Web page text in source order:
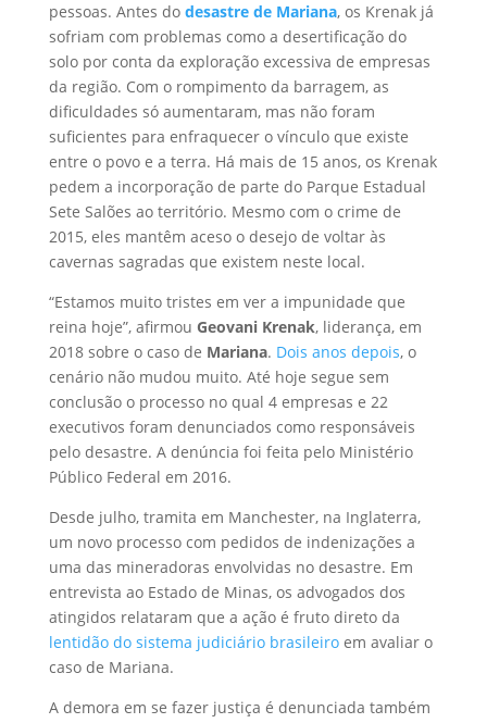
pessoas. Antes do desastre de Mariana, os Krenak já
sofriam com problemas como a desertificação do
solo por conta da exploração excessiva de empresas
da região. Com o rompimento da barragem, as
dificuldades só aumentaram, mas não foram
suficientes para enfraquecer o vínculo que existe
entre o povo e a terra. Há mais de 15 anos, os Krenak
pedem a incorporação de parte do Parque Estadual
Sete Salões ao território. Mesmo com o crime de
2015, eles mantêm aceso o desejo de voltar às
cavernas sagradas que existem neste local.
“Estamos muito tristes em ver a impunidade que
reina hoje”, afirmou Geovani Krenak, liderança, em
2018 sobre o caso de Mariana. Dois anos depois, o
cenário não mudou muito. Até hoje segue sem
conclusão o processo no qual 4 empresas e 22
executivos foram denunciados como responsáveis
pelo desastre. A denúncia foi feita pelo Ministério
Público Federal em 2016.
Desde julho, tramita em Manchester, na Inglaterra,
um novo processo com pedidos de indenizações a
uma das mineradoras envolvidas no desastre. Em
entrevista ao Estado de Minas, os advogados dos
atingidos relataram que a ação é fruto direto da
lentidão do sistema judiciário brasileiroem avaliar o
caso de Mariana.
A demora em se fazer justiça é denunciada também